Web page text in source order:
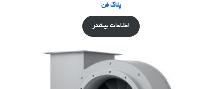
پلاگ فن
اطلاعات بیشتر